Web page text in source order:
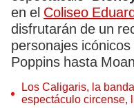
en el Coliseo
disfrutarán de un
personajes
Poppins hasta
Los Caligaris, la
espectáculo circense,